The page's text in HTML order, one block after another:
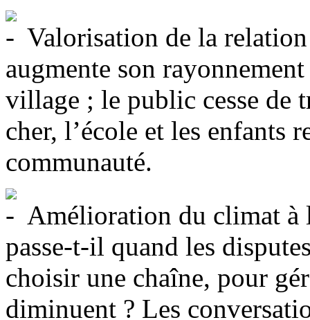
Valorisation de la
augmente son
village ; le public cesse de
cher, l’école et les enfants
communauté.
Amélioration du climat à
passe-t-il quand les
choisir une chaîne, pour
diminuent ? Les